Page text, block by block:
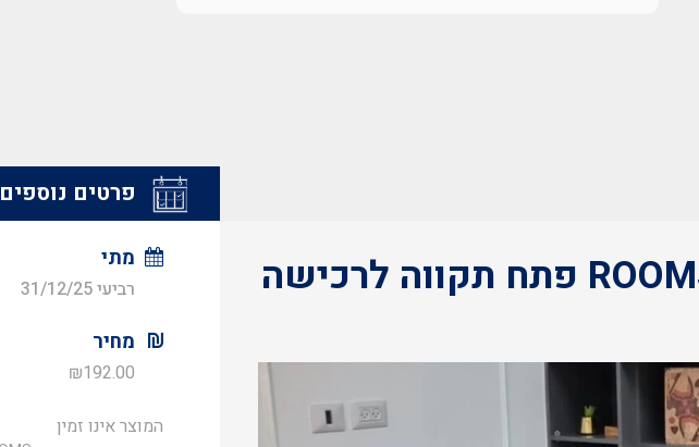
חדרי ישיבות מתחם ROOMS פתח תקווה לרכישה
פרטים נוספים
מתי
רביעי 31/12/25
מחיר
₪192.00
המוצר אינו זמין